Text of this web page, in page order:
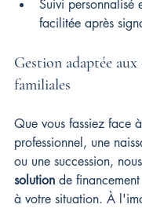
Suivi personnalisé
facilitée après
Gestion adaptée
familiales
Que vous fassiez face
professionnel, une
ou une succession,
solution de
à votre situation. À